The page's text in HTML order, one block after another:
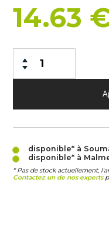
14.63
disponible* à
disponible* à
* Pas de stock actuellement,
Contactez un de nos experts